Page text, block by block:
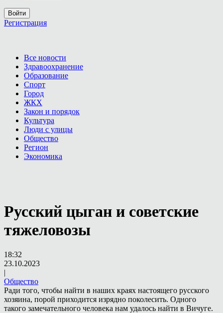
Войти
Регистрация
Все новости
Здравоохранение
Образование
Спорт
Город
ЖКХ
Закон и порядок
Культура
Люди с улицы
Общество
Регион
Экономика
Русский цыган и советские
тяжеловозы
18:32
23.10.2023
|
Общество
Ради того, чтобы найти в наших краях настоящего русского
хозяина, порой приходится изрядно поколесить. Одного
такого замечательного человека нам удалось найти в Вичуге.